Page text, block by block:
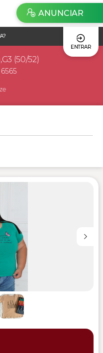
ENTRAR
ANUNCIAR
(50/52)